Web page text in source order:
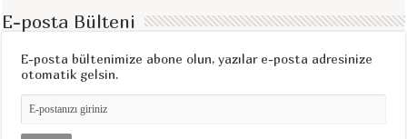
E-posta Bülteni
E-posta bültenimize abone olun, yazılar e-posta adresinize
otomatik gelsin.